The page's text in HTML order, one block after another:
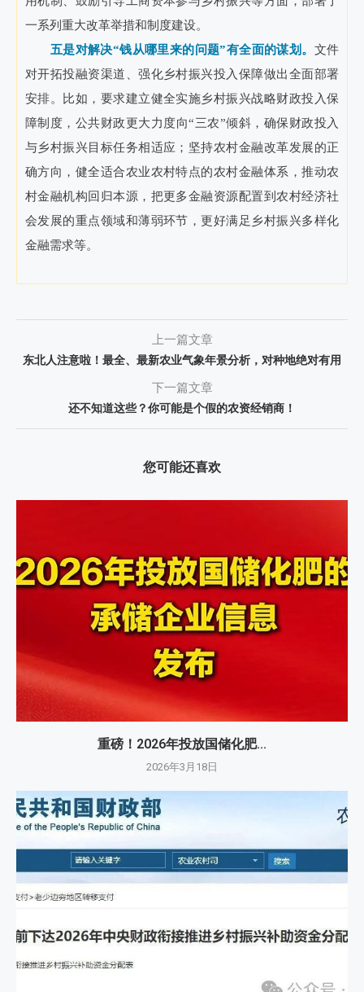
一系列重大改革举措和制度建设。
五是对解决“钱从哪里来的问题”有全面的谋划。 文件
对开拓投融资渠道、强化乡村振兴投入保障做出全面部署
安排。比如，要求建立健全实施乡村振兴战略财政投入保
障制度，公共财政更大力度向“三农”倾斜，确保财政投入
与乡村振兴目标任务相适应；坚持农村金融改革发展的正
确方向，健全适合农业农村特点的农村金融体系，推动农
村金融机构回归本源，把更多金融资源配置到农村经济社
会发展的重点领域和薄弱环节，更好满足乡村振兴多样化
金融需求等。
上一篇文章
东北人注意啦！最全、最新农业气象年景分析，对种地绝对有用
下一篇文章
还不知道这些？你可能是个假的农资经销商！
您可能还喜欢
重磅！2026年投放国储化肥...
2026年3月18日